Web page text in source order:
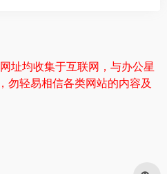
址均收集于互联网，与办公星
勿轻易相信各类网站的内容及